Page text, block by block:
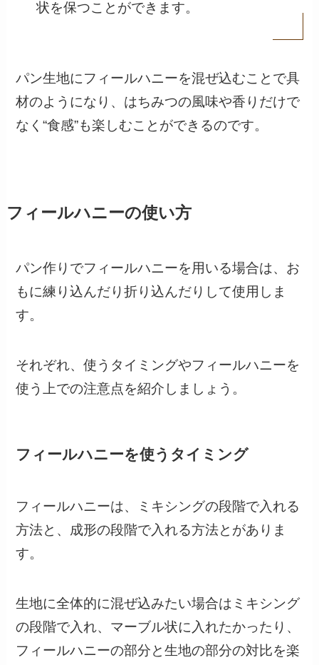
状を保つことができます。
パン生地にフィールハニーを混ぜ込むことで具
材のようになり、はちみつの風味や香りだけで
なく“食感”も楽しむことができるのです。
フィールハニーの使い方
パン作りでフィールハニーを用いる場合は、お
もに練り込んだり折り込んだりして使用しま
す。
それぞれ、使うタイミングやフィールハニーを
使う上での注意点を紹介しましょう。
フィールハニーを使うタイミング
フィールハニーは、ミキシングの段階で入れる
方法と、成形の段階で入れる方法とがありま
す。
生地に全体的に混ぜ込みたい場合はミキシング
の段階で入れ、マーブル状に入れたかったり、
フィールハニーの部分と生地の部分の対比を楽